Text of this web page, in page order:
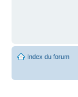
Index du forum